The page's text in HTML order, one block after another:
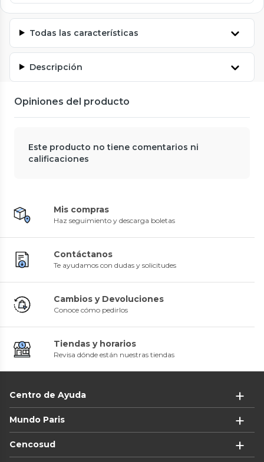
Todas las características
Descripción
Opiniones del producto
Este producto no tiene comentarios ni
calificaciones
Mis compras
Haz seguimiento y descarga boletas
Contáctanos
Te ayudamos con dudas y solicitudes
Cambios y Devoluciones
Conoce cómo pedirlos
Tiendas y horarios
Revisa dónde están nuestras tiendas
Centro de Ayuda
Mundo Paris
Cencosud